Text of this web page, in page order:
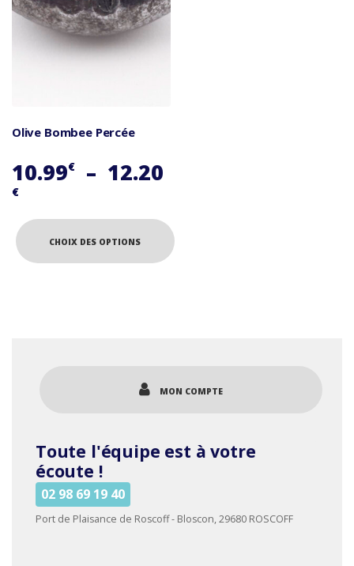
Olive Bombee Percée
10.99€ – 12.20
€Plage
de
prix :
10.99€
CHOIX DES OPTIONS
page
produit
MON COMPTE
Toute l'équipe est à votre
écoute !
02 98 69 19 40
Port de Plaisance de Roscoff - Bloscon, 29680 ROSCOFF